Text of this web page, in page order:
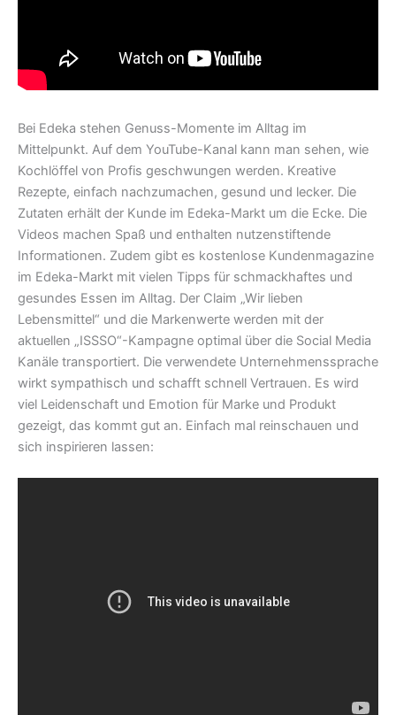
Bei Edeka stehen Genuss-Momente im Alltag im
Mittelpunkt. Auf dem YouTube-Kanal kann man sehen, wie
Kochlöffel von Profis geschwungen werden. Kreative
Rezepte, einfach nachzumachen, gesund und lecker. Die
Zutaten erhält der Kunde im Edeka-Markt um die Ecke. Die
Videos machen Spaß und enthalten nutzenstiftende
Informationen. Zudem gibt es kostenlose Kundenmagazine
im Edeka-Markt mit vielen Tipps für schmackhaftes und
gesundes Essen im Alltag. Der Claim „Wir lieben
Lebensmittel“ und die Markenwerte werden mit der
aktuellen „ISSSO“-Kampagne optimal über die Social Media
Kanäle transportiert. Die verwendete Unternehmenssprache
wirkt sympathisch und schafft schnell Vertrauen. Es wird
viel Leidenschaft und Emotion für Marke und Produkt
gezeigt, das kommt gut an. Einfach mal reinschauen und
sich inspirieren lassen: